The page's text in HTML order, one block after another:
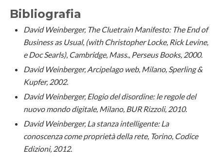
Bibliografia
David Weinberger, The Cluetrain Manifesto: The End of
Business as Usual, (with Christopher Locke, Rick Levine,
e Doc Searls), Cambridge, Mass., Perseus Books, 2000.
David Weinberger, Arcipelago web, Milano, Sperling &
Kupfer, 2002.
David Weinberger, Elogio del disordine: le regole del
nuovo mondo digitale, Milano, BUR Rizzoli, 2010.
David Weinberger, La stanza intelligente: La
conoscenza come proprietà della rete, Torino, Codice
Edizioni, 2012.